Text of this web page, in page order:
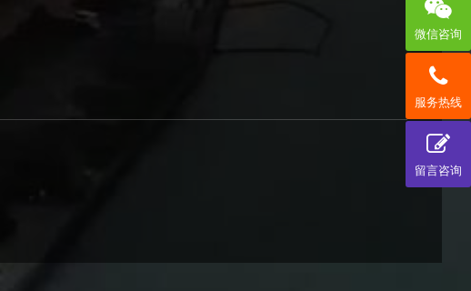
微信咨询
服务热线
留言咨询